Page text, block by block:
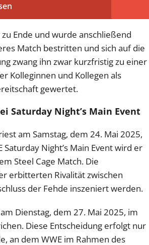
Ende und wurde anschließend
Match bestritten und sich auf die
zwang ihn zwar kurzfristig zu einer
Kolleginnen und Kollegen als
gewertet.
Saturday Night’s Main Event
am Samstag, dem 24. Mai 2025,
Night’s Main Event wird er
Steel Cage Match. Die
erbitterten Rivalität zwischen
der Fehde inszeniert werden.
Dienstag, dem 27. Mai 2025, im
Diese Entscheidung erfolgt nur
an dem WWE im Rahmen des